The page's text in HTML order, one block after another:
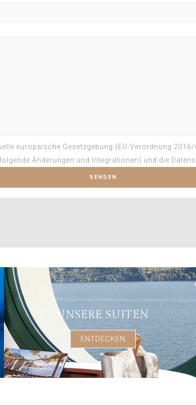
europäische Gesetzgebung (EU-Verordnung
Änderungen und Integrationen) und die
UNSERE SUITEN
ENTDECKEN